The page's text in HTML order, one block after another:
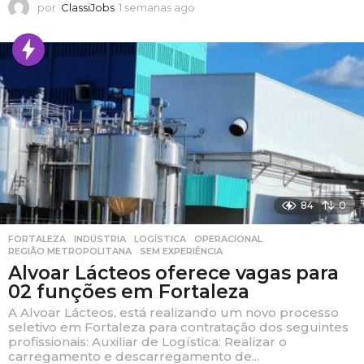
por ClassiJobs 1 semanas ago
m
a
a
o
84 0
FORTALEZA ,INDÚSTRIA ,LOGÍSTICA ,OPERACIONAL
REGIÃO METROPOLITANA
,SEM EXPERIÊNCIA
Alvoar Lácteos oferece vagas para
02 funções em Fortaleza
A Alvoar Lácteos, está realizando um novo processo
seletivo em Fortaleza para contratação dos seguintes
profissionais: Auxiliar de Logística: Realizar o
carregamento e descarregamento de...